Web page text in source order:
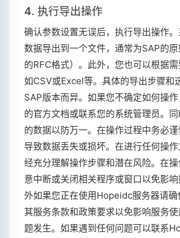
4. 执行导出操作
确认参数设置无误后，执行导出操作
数据导出到一个文件，通常为SAP的
的RFC格式）。此外，您也可以根据
如CSV或Excel等。具体的导出步骤和
SAP版本而异。如果您不确定如何操
的官方文档或联系您的系统管理员。
的数据以防万一。在操作过程中务必
导致数据丢失或损坏。在进行任何操
经充分理解操作步骤和潜在风险。在
意中断或关闭相关程序或窗口以免影
外如果您正在使用Hopeidc服务器请
其服务条款和政策要求以免影响服务
题发生。如果遇到任何问题可以联系